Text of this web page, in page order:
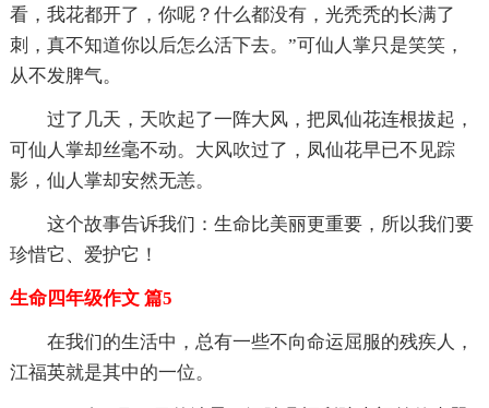
看，我花都开了，你呢？什么都没有，光秃秃的长满了
刺，真不知道你以后怎么活下去。”可仙人掌只是笑笑，
从不发脾气。
过了几天，天吹起了一阵大风，把凤仙花连根拔起，
可仙人掌却丝毫不动。大风吹过了，凤仙花早已不见踪
影，仙人掌却安然无恙。
这个故事告诉我们：生命比美丽更重要，所以我们要
珍惜它、爱护它！
生命四年级作文 篇5
在我们的生活中，总有一些不向命运屈服的残疾人，
江福英就是其中的一位。